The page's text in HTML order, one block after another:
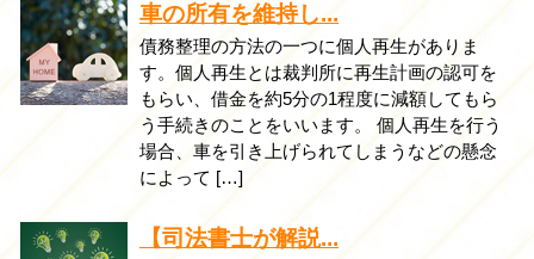
車の所有を維持し...
債務整理の方法の一つに個人再生がありま
す。個人再生とは裁判所に再生計画の認可を
もらい、借金を約5分の1程度に減額してもら
う手続きのことをいいます。 個人再生を行う
場合、車を引き上げられてしまうなどの懸念
によって […]
【司法書士が解説...